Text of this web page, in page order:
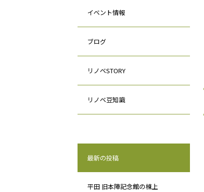
イベント情報
ブログ
リノベSTORY
リノベ豆知識
最新の投稿
平田 旧本陣記念館の棟上